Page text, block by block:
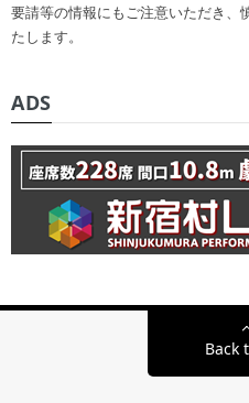
要請等の情報にもご注意いただき、
たします。
ADS
Back